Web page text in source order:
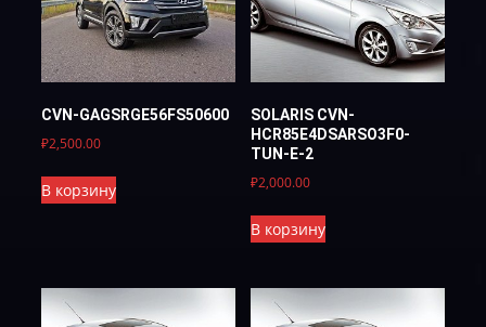
CVN-GAGSRGE56FS50600
₽2,500.00
В корзину
SOLARIS CVN-
HCR85E4DSARSO3F0-
TUN-E-2
₽2,000.00
В корзину